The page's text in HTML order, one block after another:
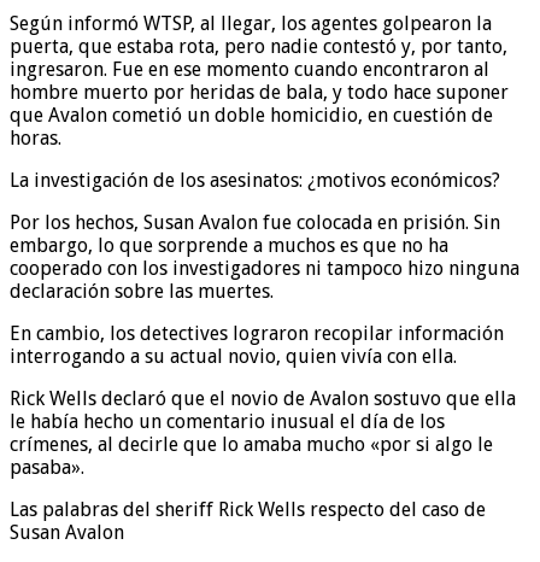
Según informó WTSP, al llegar, los agentes golpearon la
puerta, que estaba rota, pero nadie contestó y, por tanto,
ingresaron. Fue en ese momento cuando encontraron al
hombre muerto por heridas de bala, y todo hace suponer
que Avalon cometió un doble homicidio, en cuestión de
horas.
La investigación de los asesinatos: ¿motivos económicos?
Por los hechos, Susan Avalon fue colocada en prisión. Sin
embargo, lo que sorprende a muchos es que no ha
cooperado con los investigadores ni tampoco hizo ninguna
declaración sobre las muertes.
En cambio, los detectives lograron recopilar información
interrogando a su actual novio, quien vivía con ella.
Rick Wells declaró que el novio de Avalon sostuvo que ella
le había hecho un comentario inusual el día de los
crímenes, al decirle que lo amaba mucho «por si algo le
pasaba».
Las palabras del sheriff Rick Wells respecto del caso de
Susan Avalon